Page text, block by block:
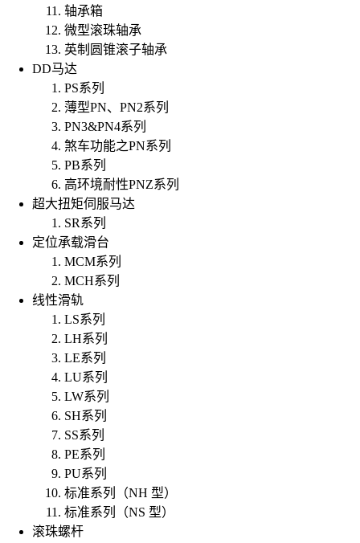
轴承箱
微型滚珠轴承
英制圆锥滚子轴承
DD马达
PS系列
薄型PN、PN2系列
PN3&PN4系列
煞车功能之PN系列
PB系列
高环境耐性PNZ系列
超大扭矩伺服马达
SR系列
定位承载滑台
MCM系列
MCH系列
线性滑轨
LS系列
LH系列
LE系列
LU系列
LW系列
SH系列
SS系列
PE系列
PU系列
标准系列（NH 型）
标准系列（NS 型）
滚珠螺杆